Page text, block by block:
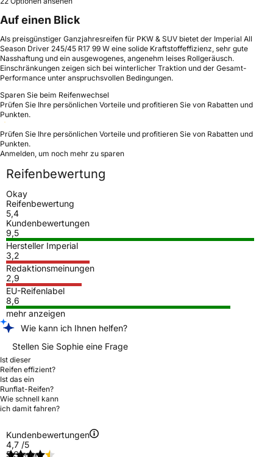
Auf einen Blick
Als preisgünstiger Ganzjahresreifen für PKW & SUV bietet der Imperial All
Season Driver 245/45 R17 99 W eine solide Kraftstoffeffizienz, sehr gute
Nasshaftung und ein ausgewogenes, angenehm leises Rollgeräusch.
Einschränkungen zeigen sich bei winterlicher Traktion und der Gesamt-
Performance unter anspruchsvollen Bedingungen.
Sparen Sie beim Reifenwechsel
Prüfen Sie Ihre persönlichen Vorteile und profitieren Sie von Rabatten und
Punkten.
Prüfen Sie Ihre persönlichen Vorteile und profitieren Sie von Rabatten und
Punkten.
Anmelden, um noch mehr zu sparen
Reifenbewertung
Okay
Reifenbewertung
5,4
Kundenbewertungen
9,5
Hersteller Imperial
3,2
Redaktionsmeinungen
2,9
EU-Reifenlabel
8,6
mehr anzeigen
Wie kann ich Ihnen helfen?
Stellen Sie Sophie eine Frage
Ist dieser
Reifen effizient?
Ist das ein
Runflat-Reifen?
Wie schnell kann
ich damit fahren?
Kundenbewertungen
4,7 /5
5 Sterne